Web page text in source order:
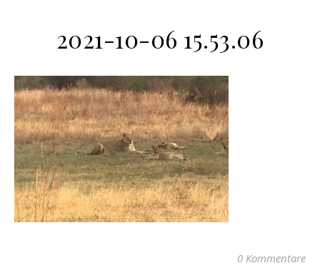
2021-10-06 15.53.06
0 Kommentare